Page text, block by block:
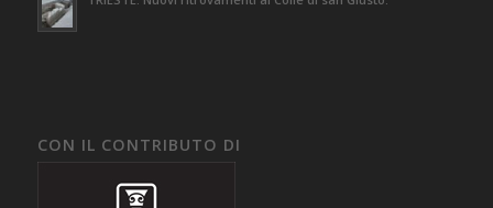
CON IL CONTRIBUTO DI